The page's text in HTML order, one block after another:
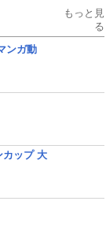
もっと見
る
ンガ動
カップ 大